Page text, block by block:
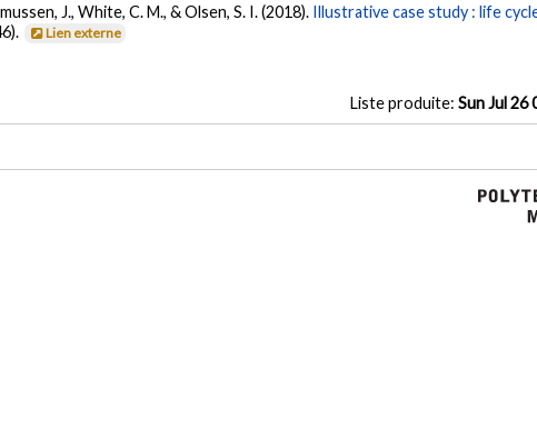
J., White, C. M., & Olsen, S. I. (2018). Illustrative case study : life
Lien externe
Liste produite: Sun Jul 26